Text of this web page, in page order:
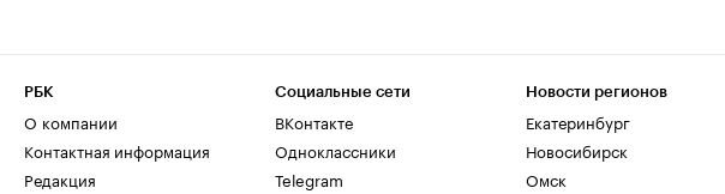
РБК
О компании
Контактная информация
Редакция
Социальные сети
ВКонтакте
Одноклассники
Telegram
Новости регионов
Екатеринбург
Новосибирск
Омск